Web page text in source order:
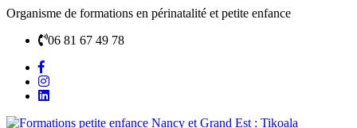
Organisme de formations en périnatalité et petite enfance
06 81 67 49 78